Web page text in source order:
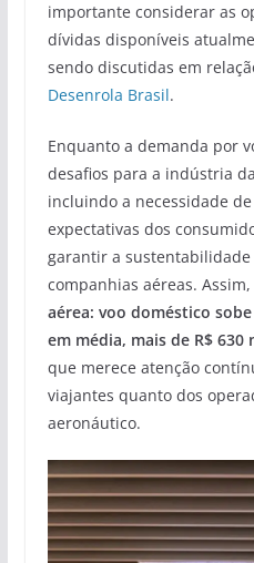
importante considerar as
dívidas disponíveis
sendo discutidas em
Desenrola Brasil.
Enquanto a demanda por
desafios para a indústria
incluindo a necessidade
expectativas dos
garantir a
companhias aéreas.
aérea: voo doméstico
em média, mais de R$ 630
que merece atenção
viajantes quanto dos
aeronáutico.